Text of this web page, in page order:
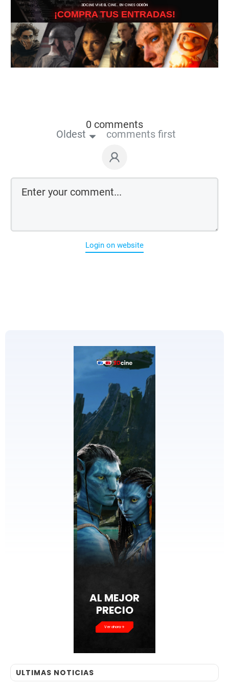
3DCINE VIVE EL CINE… EN CINES ODEÓN
¡COMPRA TUS ENTRADAS!
0 comments
Oldest comments first
Login on website
AL MEJOR
PRECIO
Ver ahora
ULTIMAS NOTICIAS